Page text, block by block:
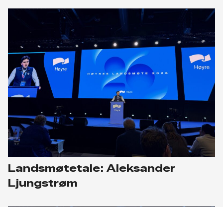
Landsmøtetale: Aleksander
Ljungstrøm